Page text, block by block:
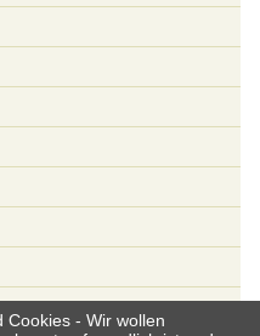
Cookies - Wir wollen